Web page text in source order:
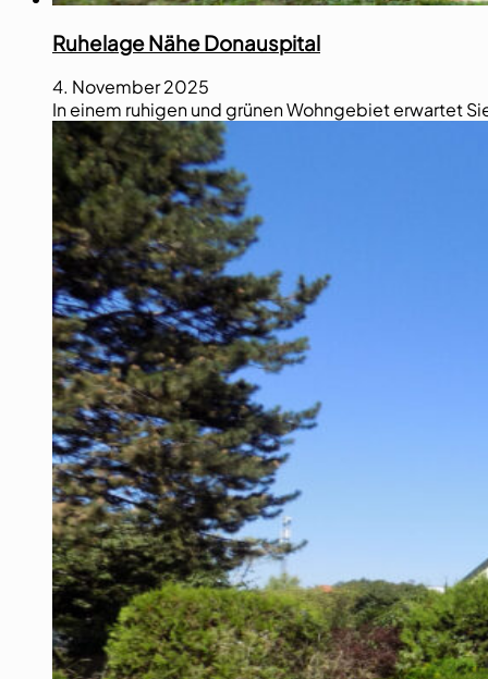
Ruhelage Nähe Donauspital
4. November 2025
In einem ruhigen und grünen Wohngebiet erwartet